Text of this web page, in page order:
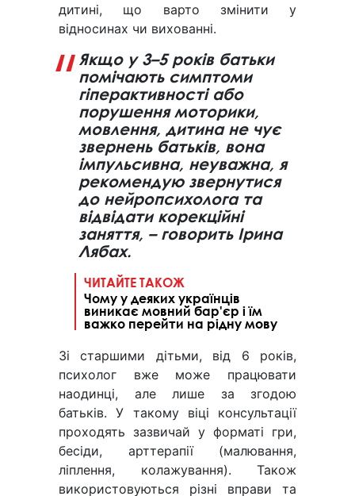
дитині, що варто змінити у
відносинах чи вихованні.
Якщо у 3–5 років батьки
помічають симптоми
гіперактивності або
порушення моторики,
мовлення, дитина не чує
звернень батьків, вона
імпульсивна, неуважна, я
рекомендую звернутися
до нейропсихолога та
відвідати корекційні
заняття, – говорить Ірина
Лябах.
ЧИТАЙТЕ ТАКОЖ
Чому у деяких українців
виникає мовний бар'єр і їм
важко перейти на рідну мову
Зі старшими дітьми, від 6 років,
психолог вже може працювати
наодинці, але лише за згодою
батьків. У такому віці консультації
проходять зазвичай у форматі гри,
бесіди, арттерапії (малювання,
ліплення, колажування). Також
використовуються різні вправи та